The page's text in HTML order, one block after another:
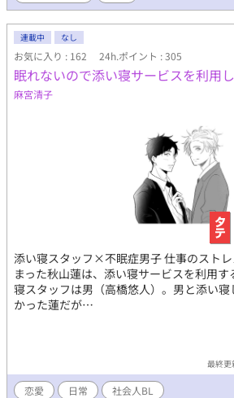
連載中 なし
お気に入り : 162 24h.ポイント : 305
眠れないので添い寝サービスを利用
麻宮清子
添い寝スタッフ×不眠症男子 仕事のスト
まった秋山蓮は、添い寝サービスを利用
寝スタッフは男（高橋悠人）。男と添い
かった蓮だが…
最終
恋愛 日常 社会人BL